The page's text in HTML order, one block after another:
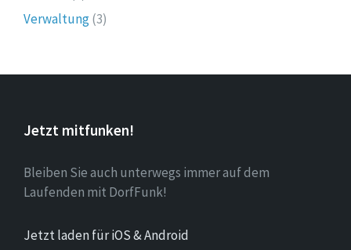
Verwaltung(3)
Jetzt mitfunken!
Bleiben Sie auch unterwegs immer auf dem
Laufenden mit DorfFunk!
Jetzt laden für iOS & Android